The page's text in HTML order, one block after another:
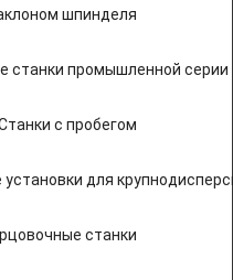
шпинделя
станки промышленной серии
с пробегом
для
станки